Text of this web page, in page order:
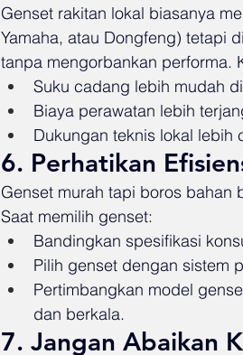
Genset rakitan lokal biasanya
Yamaha, atau Dongfeng) tetapi
tanpa mengorbankan performa.
Suku cadang lebih mudah
Biaya perawatan lebih
Dukungan teknis lokal lebih
6. Perhatikan
Genset murah tapi boros bahan
Saat memilih genset:
Bandingkan spesifikasi
Pilih genset dengan sistem
Pertimbangkan model
dan berkala.
7. Jangan Abaikan